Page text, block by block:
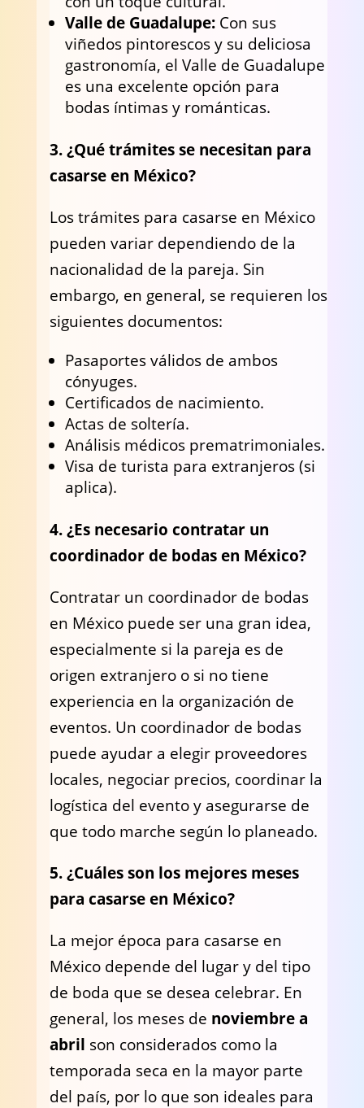
Valle de Guadalupe:Con sus
viñedos pintorescos y su deliciosa
gastronomía, el Valle de Guadalupe
es una excelente opción para
bodas íntimas y románticas.
3. ¿Qué trámites se necesitan para
casarse en México?
Los trámites para casarse en México
pueden variar dependiendo de la
nacionalidad de la pareja. Sin
embargo, en general, se requieren los
siguientes documentos:
Pasaportes válidos de ambos
cónyuges.
Certificados de nacimiento.
Actas de soltería.
Análisis médicos prematrimoniales.
Visa de turista para extranjeros (si
aplica).
4. ¿Es necesario contratar un
coordinador de bodas en México?
Contratar un coordinador de bodas
en México puede ser una gran idea,
especialmente si la pareja es de
origen extranjero o si no tiene
experiencia en la organización de
eventos. Un coordinador de bodas
puede ayudar a elegir proveedores
locales, negociar precios, coordinar la
logística del evento y asegurarse de
que todo marche según lo planeado.
5. ¿Cuáles son los mejores meses
para casarse en México?
La mejor época para casarse en
México depende del lugar y del tipo
de boda que se desea celebrar. En
general, los meses de noviembre a
abril son considerados como la
temporada seca en la mayor parte
del país, por lo que son ideales para